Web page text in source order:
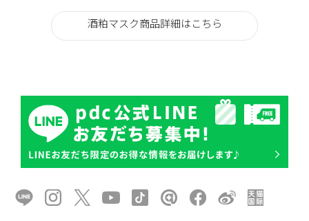
酒粕マスク商品詳細はこちら